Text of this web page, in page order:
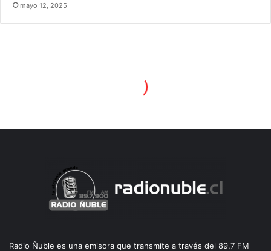
mayo 12, 2025
Radio Ñuble es una emisora que transmite a través del 89.7 FM